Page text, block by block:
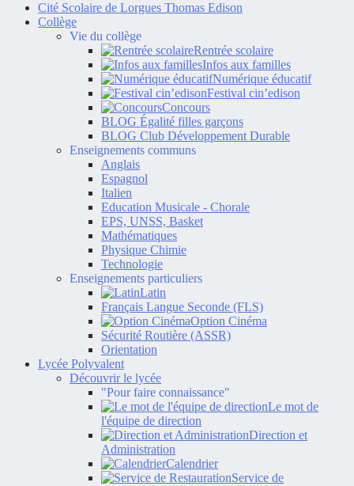
Cité Scolaire de Lorgues Thomas Edison
Collège
Vie du collège
Rentrée scolaire
Infos aux familles
Numérique éducatif
Festival cin’edison
Concours
BLOG Égalité filles garçons
BLOG Club Développement Durable
Enseignements communs
Anglais
Espagnol
Italien
Education Musicale - Chorale
EPS, UNSS, Basket
Mathématiques
Physique Chimie
Technologie
Enseignements particuliers
Latin
Français Langue Seconde (FLS)
Option Cinéma
Sécurité Routière (ASSR)
Orientation
Lycée Polyvalent
Découvrir le lycée
"Pour faire connaissance"
Le mot de
l'équipe de direction
Direction et
Administration
Calendrier
Service de